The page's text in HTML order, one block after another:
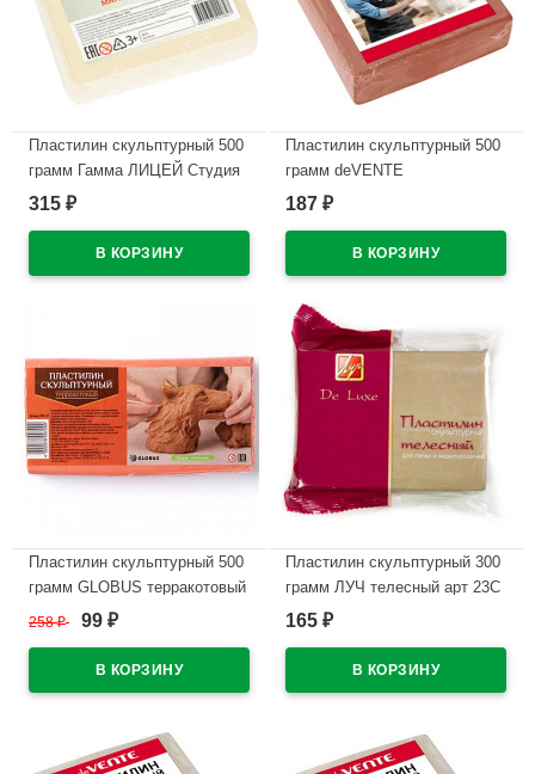
Пластилин скульптурный 500
грамм Гамма ЛИЦЕЙ Студия
белый мягкий арт 2 80 Е050
315 ₽
Пластилин скульптурный 500
грамм deVENTE
терракотовый мягкий арт
187 ₽
Пластилин скульптурный 500
грамм GLOBUS терракотовый
твердый арт ПЛС-02
258₽ 99 ₽
Пластилин скульптурный 300
грамм ЛУЧ телесный арт 23С
1482-08
165 ₽